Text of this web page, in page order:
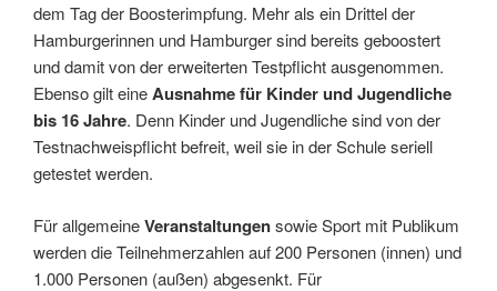
dem Tag der Boosterimpfung. Mehr als ein Drittel der
Hamburgerinnen und Hamburger sind bereits geboostert
und damit von der erweiterten Testpflicht ausgenommen.
Ebenso gilt eineAusnahme für Kinder und Jugendliche
bis 16 Jahre. Denn Kinder und Jugendliche sind von der
Testnachweispflicht befreit, weil sie in der Schule seriell
getestet werden.
Für allgemeineVeranstaltungensowie Sport mit Publikum
werden die Teilnehmerzahlen auf 200 Personen (innen) und
1.000 Personen (außen) abgesenkt. Für